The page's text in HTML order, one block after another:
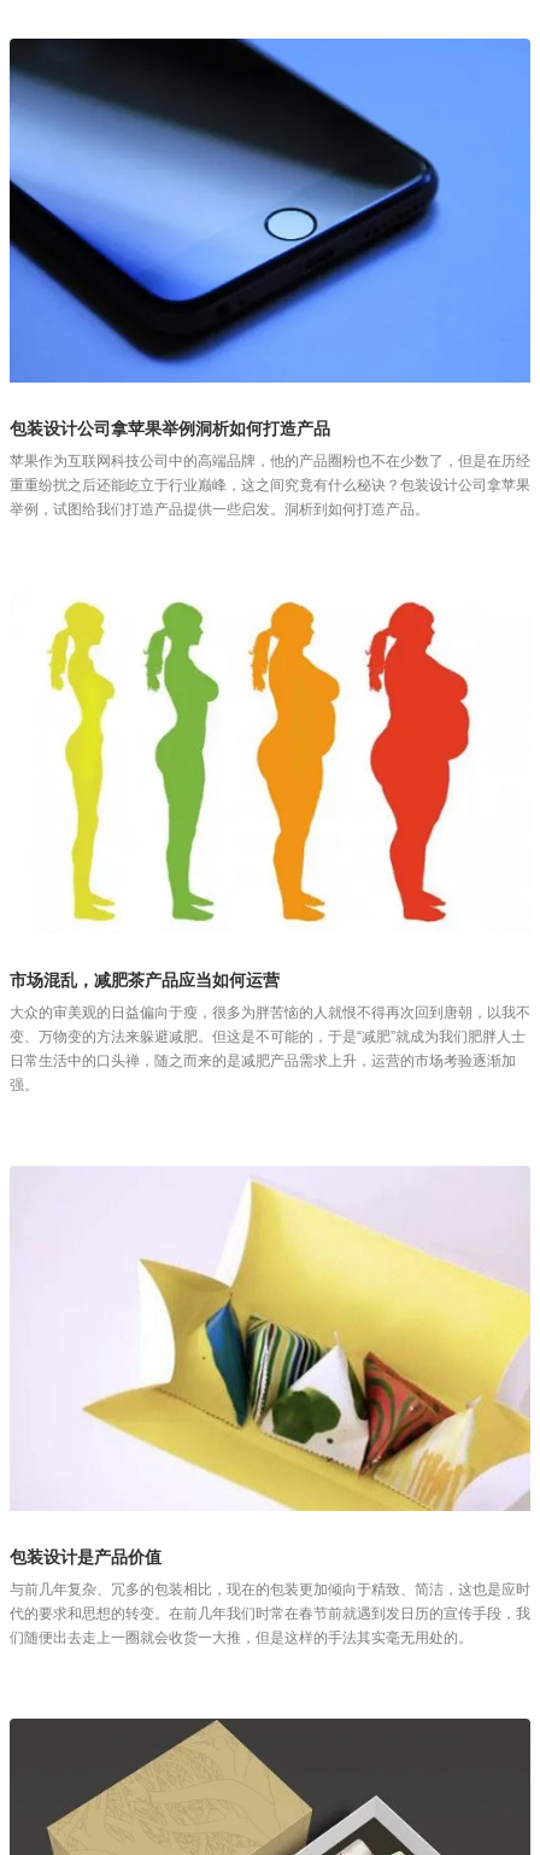
包装设计公司拿苹果举例洞析如何打造产品
苹果作为互联网科技公司中的高端品牌，他的产品圈粉也不在少数了，但是在历经
重重纷扰之后还能屹立于行业巅峰，这之间究竟有什么秘诀？包装设计公司拿苹果
举例，试图给我们打造产品提供一些启发。洞析到如何打造产品。
市场混乱，减肥茶产品应当如何运营
大众的审美观的日益偏向于瘦，很多为胖苦恼的人就恨不得再次回到唐朝，以我不
变、万物变的方法来躲避减肥。但这是不可能的，于是“减肥”就成为我们肥胖人士
日常生活中的口头禅，随之而来的是减肥产品需求上升，运营的市场考验逐渐加
强。
包装设计是产品价值
与前几年复杂、冗多的包装相比，现在的包装更加倾向于精致、简洁，这也是应时
代的要求和思想的转变。在前几年我们时常在春节前就遇到发日历的宣传手段，我
们随便出去走上一圈就会收货一大推，但是这样的手法其实毫无用处的。